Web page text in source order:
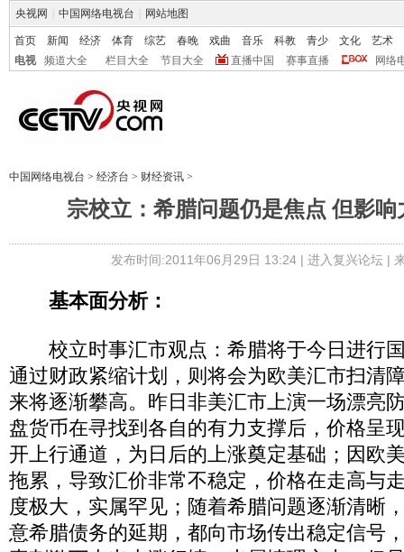
央视网 中国网络电视台 网站地图
首页 新闻 经济 体育 综艺 春晚 戏曲 音乐 科教 青少 文化
艺术
电视
频道大全 栏目大全 节目大全 直播中国 赛事直播 网络
中国网络电视台 > 经济台 > 财经资讯 >
宗校立：希腊问题仍是焦点 但影响
发布时间:2011年06月29日 13:24 | 进入复兴论坛|
基本面分析：
校立时事汇市观点：希腊将于今日进行
通过财政紧缩计划，则将会为欧美汇市扫清
来将逐渐攀高。昨日非美汇市上演一场漂亮
盘货币在寻找到各自的有力支撑后，价格呈
开上行通道，为日后的上涨奠定基础；因欧
拖累，导致汇价非常不稳定，价格在走高与
度极大，实属罕见；随着希腊问题逐渐清晰
意希腊债务的延期，都向市场传出稳定信号